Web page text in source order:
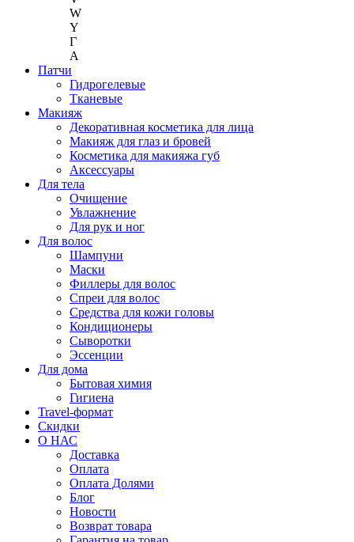
W
Y
Г
A
Патчи
Гидрогелевые
Тканевые
Макияж
Декоративная косметика для лица
Макияж для глаз и бровей
Косметика для макияжа губ
Аксессуары
Для тела
Очищение
Увлажнение
Для рук и ног
Для волос
Шампуни
Маски
Филлеры для волос
Спреи для волос
Средства для кожи головы
Кондиционеры
Сыворотки
Эссенции
Для дома
Бытовая химия
Гигиена
Travel-формат
Скидки
О НАС
Доставка
Оплата
Оплата Долями
Блог
Новости
Возврат товара